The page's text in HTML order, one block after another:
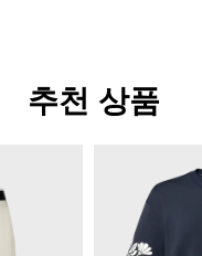
추천 상품